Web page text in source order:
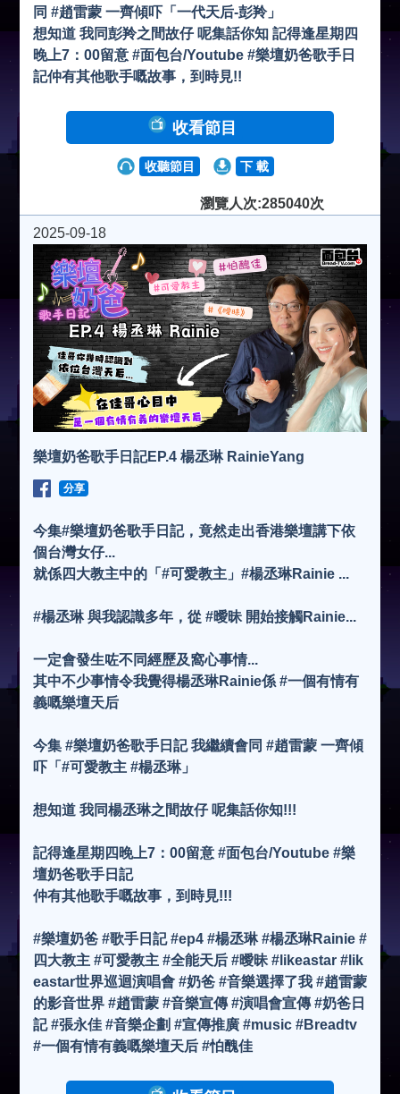
同 #趙雷蒙 一齊傾吓「一代天后-彭羚」
想知道 我同彭羚之間故仔 呢集話你知 記得逢星期四
晚上7：00留意 #面包台/Youtube #樂壇奶爸歌手日
記仲有其他歌手嘅故事，到時見!!
收看節目
收聽節目 下 載
瀏覽人次:285040次
2025-09-18
樂壇奶爸歌手日記EP.4 楊丞琳 RainieYang
分享
今集#樂壇奶爸歌手日記，竟然走出香港樂壇講下依
個台灣女仔...
就係四大教主中的「#可愛教主」#楊丞琳Rainie ...
#楊丞琳 與我認識多年，從 #曖昧 開始接觸Rainie...
一定會發生咗不同經歷及窩心事情...
其中不少事情令我覺得楊丞琳Rainie係 #一個有情有
義嘅樂壇天后
今集 #樂壇奶爸歌手日記 我繼續會同 #趙雷蒙 一齊傾
吓「#可愛教主 #楊丞琳」
想知道 我同楊丞琳之間故仔 呢集話你知!!!
記得逢星期四晚上7：00留意 #面包台/Youtube #樂
壇奶爸歌手日記
仲有其他歌手嘅故事，到時見!!!
#樂壇奶爸 #歌手日記 #ep4 #楊丞琳 #楊丞琳Rainie #
四大教主 #可愛教主 #全能天后 #曖昧 #likeastar #lik
eastar世界巡迴演唱會 #奶爸 #音樂選擇了我 #趙雷蒙
的影音世界 #趙雷蒙 #音樂宣傳 #演唱會宣傳 #奶爸日
記 #張永佳 #音樂企劃 #宣傳推廣 #music #Breadtv
#一個有情有義嘅樂壇天后 #怕醜佳